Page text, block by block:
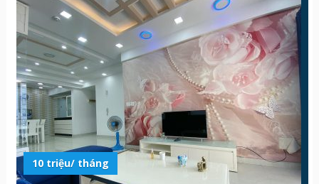
10 triệu/ tháng